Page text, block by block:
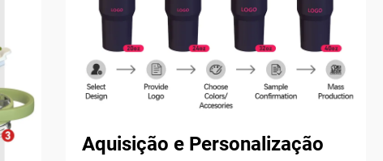
Aquisição e Personalização